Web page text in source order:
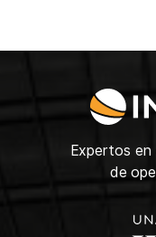
Expertos en
de